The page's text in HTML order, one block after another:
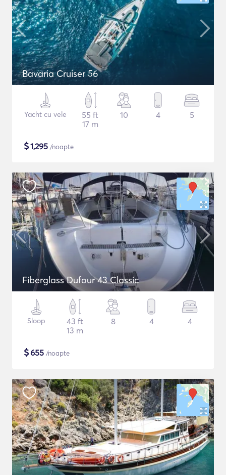
Bavaria Cruiser 56
Yacht cu vele
55 ft
17 m
10 4 5
$1,295 /noapte
Fiberglass Dufour 43 Classic
Sloop
43 ft
13 m
8 4 4
$655 /noapte